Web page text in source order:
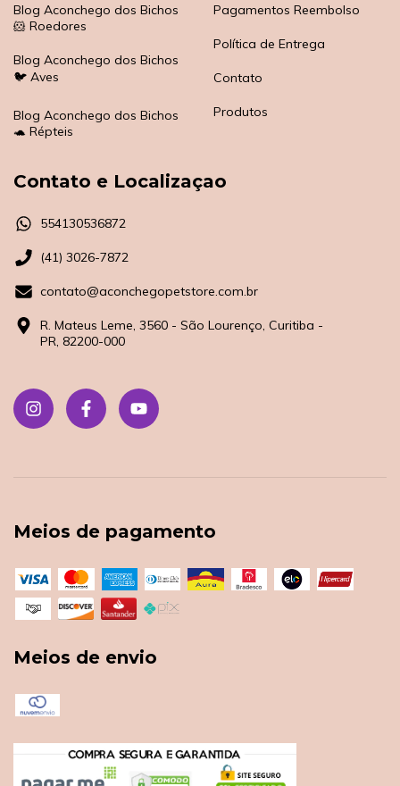
Blog Aconchego dos Bichos
🐹 Roedores
Blog Aconchego dos Bichos
🐦 Aves
Blog Aconchego dos Bichos
🐢 Répteis
Pagamentos Reembolso
Política de Entrega
Contato
Produtos
Contato e Localizaçao
554130536872
(41) 3026-7872
contato@aconchegopetstore.com.br
R. Mateus Leme, 3560 - São Lourenço, Curitiba -
PR, 82200-000
Meios de pagamento
Meios de envio